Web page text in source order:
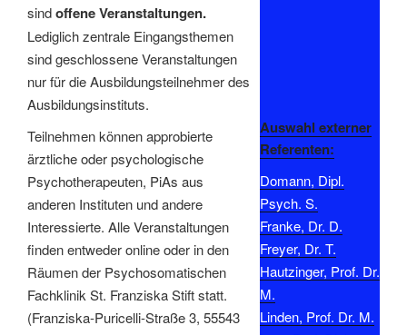
sindoffene Veranstaltungen.
Lediglich zentrale Eingangsthemen
sind geschlossene Veranstaltungen
nur für die Ausbildungsteilnehmer des
Ausbildungsinstituts.
Teilnehmen können approbierte
ärztliche oder psychologische
Psychotherapeuten, PiAs aus
anderen Instituten und andere
Interessierte. Alle Veranstaltungen
finden entweder online oder in den
Räumen der Psychosomatischen
Fachklinik St. Franziska Stift statt.
(Franziska-Puricelli-Straße 3, 55543
Auswahl externer
Referenten:
Domann, Dipl.
Psych. S.
Franke, Dr. D.
Freyer, Dr. T.
Hautzinger, Prof. Dr.
M.
Linden, Prof. Dr. M.